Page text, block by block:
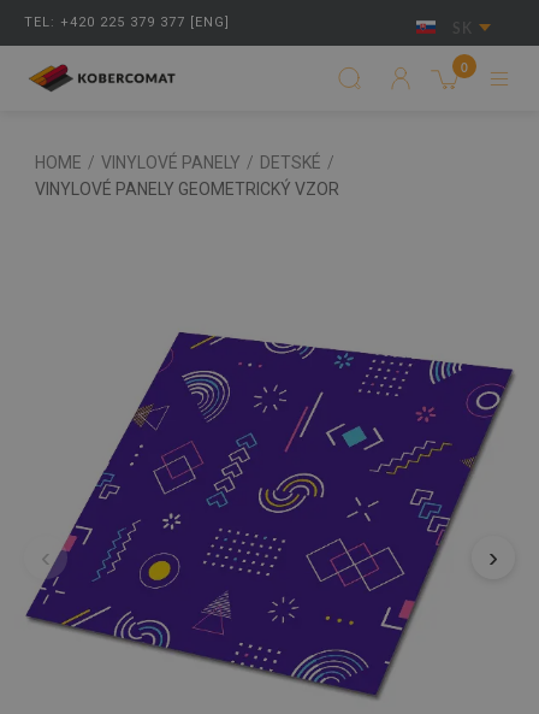
TEL: +420 225 379 377 [ENG] SK
0
HOME / VINYLOVÉ PANELY / DETSKÉ /
VINYLOVÉ PANELY GEOMETRICKÝ VZOR
‹ ›